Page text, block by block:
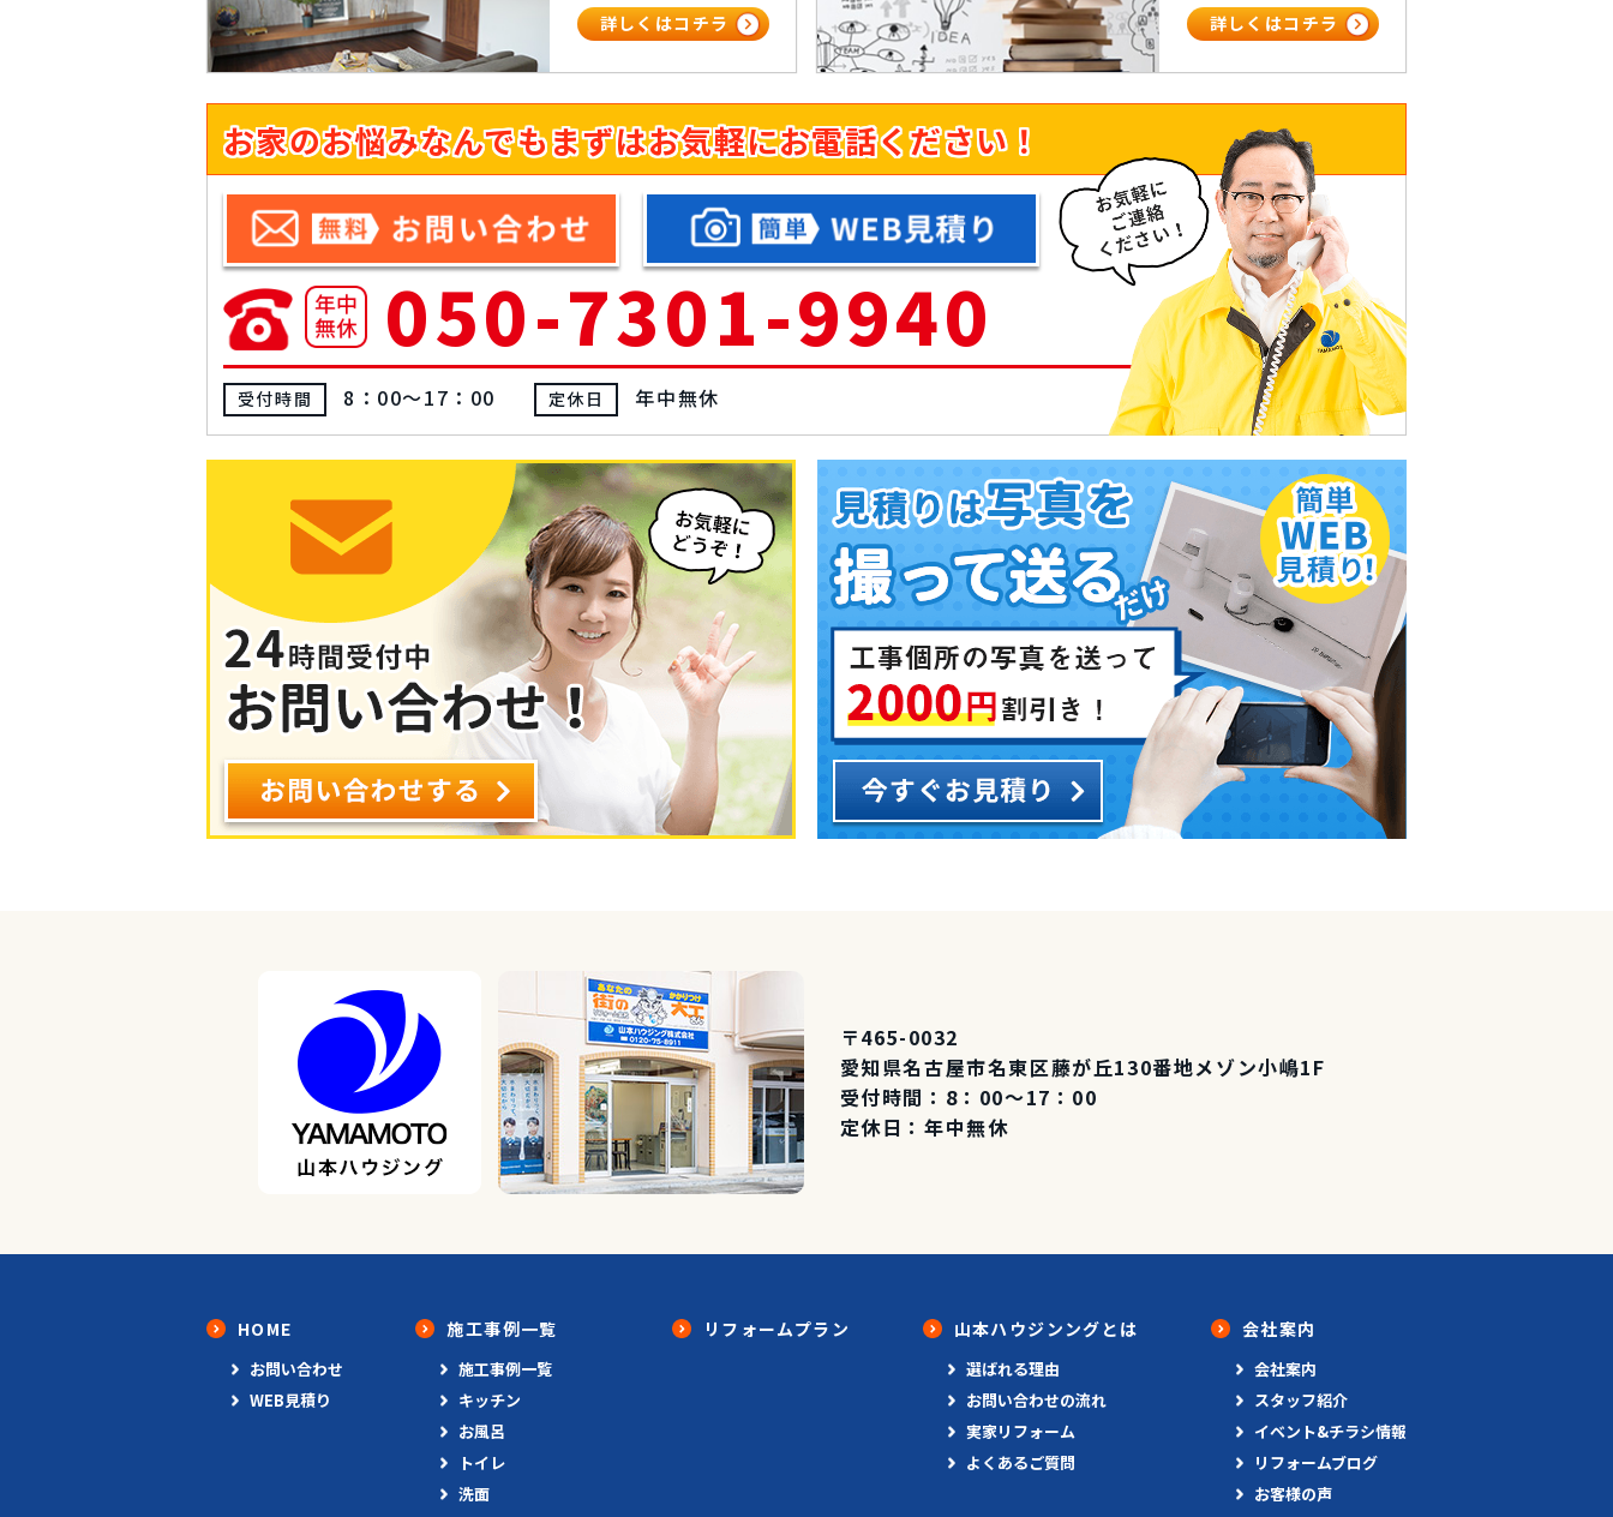
詳しくはコチラ 詳しくはコチラ
お家のお悩みなんでもまずはお気軽にお電話ください！
050-7301-9940
受付時間 8：00～17：00 定休日 年中無休
〒465-0032
愛知県名古屋市名東区藤が丘130番地メゾン小嶋1F
受付時間：8：00～17：00
定休日：年中無休
HOME
お問い合わせ
WEB見積り
施工事例一覧
施工事例一覧
キッチン
お風呂
トイレ
洗面
リフォームプラン 山本ハウジンングとは
選ばれる理由
お問い合わせの流れ
実家リフォーム
よくあるご質問
会社案内
会社案内
スタッフ紹介
イベント&チラシ情報
リフォームブログ
お客様の声